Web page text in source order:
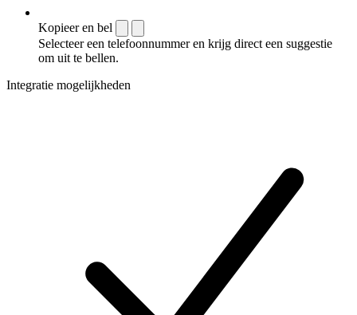
Kopieer en bel
Selecteer een telefoonnummer en krijg direct een suggestie
om uit te bellen.
Integratie mogelijkheden